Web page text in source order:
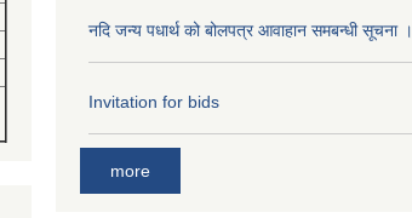
नदि जन्य पधार्थ को बोलपत्र आवाहान समबन्धी सूचना ।
Invitation for bids
more